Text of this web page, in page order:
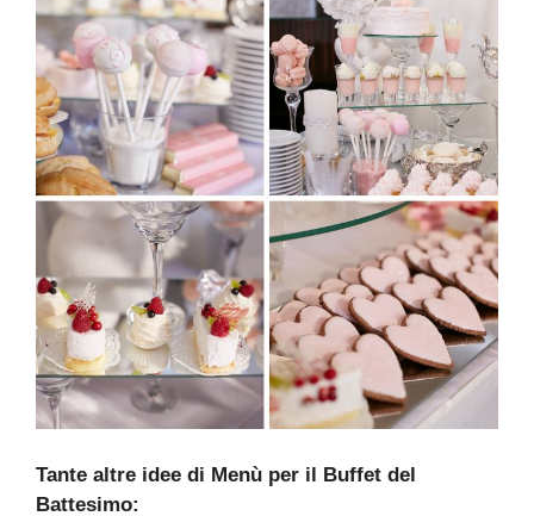
Tante altre idee di Menù per il Buffet del
Battesimo: